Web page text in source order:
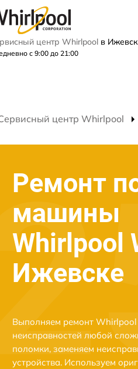
центр Whirlpool в
с 9:00 до 21:00
центр Whirlpool
Ремонт
машины
Whirlpool
Ижевске
Выполняем ремонт
неисправностей любой
поломки, заменяем
устройства. Используем